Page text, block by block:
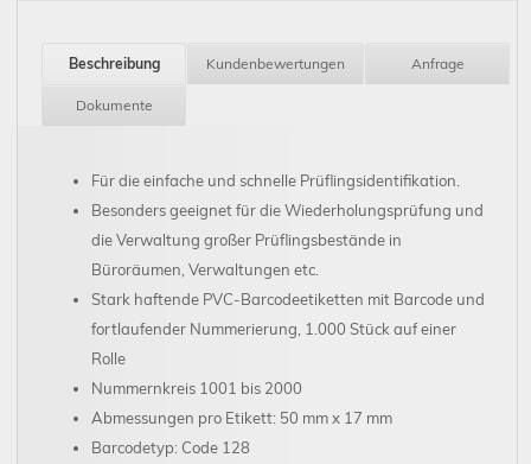
Beschreibung Kundenbewertungen Anfrage
Dokumente
Für die einfache und schnelle Prüflingsidentifikation.
Besonders geeignet für die Wiederholungsprüfung und
die Verwaltung großer Prüflingsbestände in
Büroräumen, Verwaltungen etc.
Stark haftende PVC-Barcodeetiketten mit Barcode und
fortlaufender Nummerierung, 1.000 Stück auf einer
Rolle
Nummernkreis 1001 bis 2000
Abmessungen pro Etikett: 50 mm x 17 mm
Barcodetyp: Code 128